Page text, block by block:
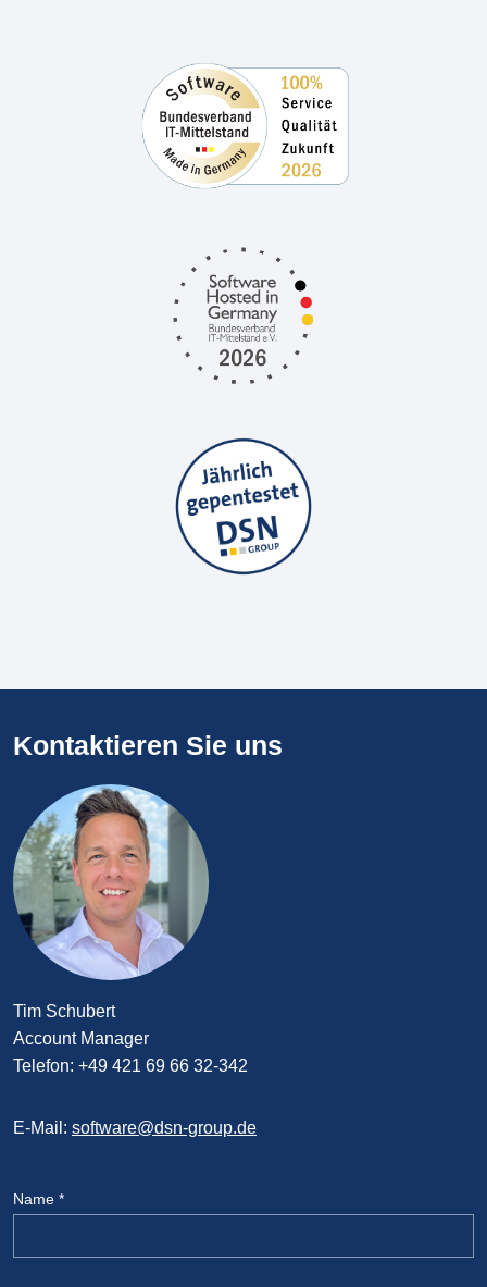
Kontaktieren Sie uns
Tim Schubert
Account Manager
Telefon: +49 421 69 66 32-342
E-Mail: software@dsn-group.de
Name *